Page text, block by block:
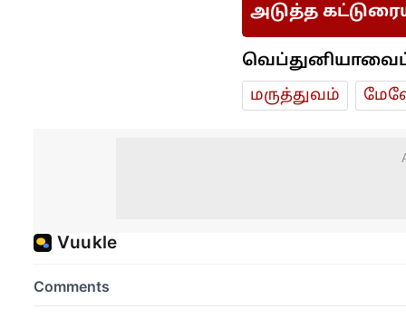
அடுத்த
வெப்துனியாவைப்
மரு‌த்துவ‌ம்